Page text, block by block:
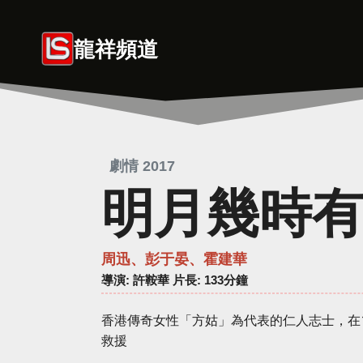
龍祥頻道
劇情 2017
明月幾時
周迅、彭于晏、霍建華
導演: 許鞍華 片長: 133分鐘
香港傳奇女性「方姑」為代表的仁人志士，
救援